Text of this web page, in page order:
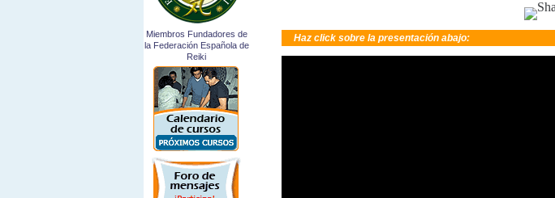
Miembros Fundadores de
la Federación Española de
Reiki
Haz click sobre la presentación abajo: